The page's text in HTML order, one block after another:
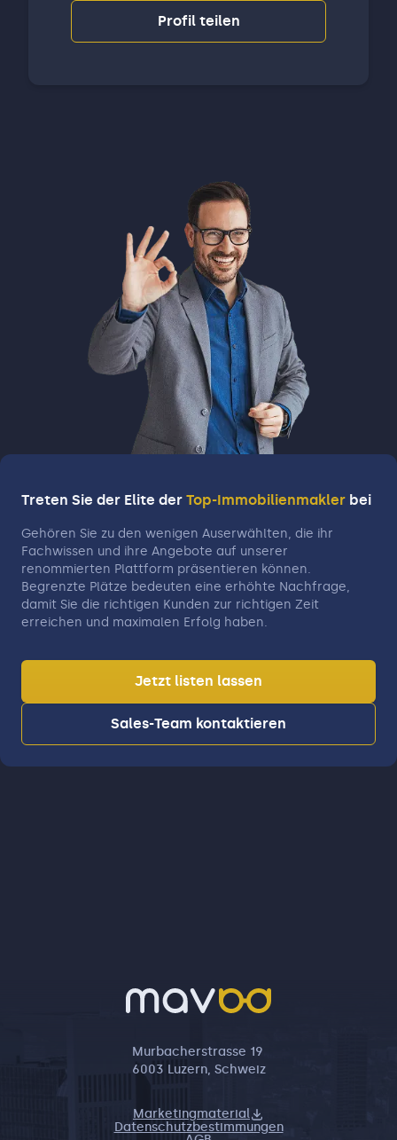
Profil teilen
Treten Sie der Elite der Top-Immobilienmakler bei
Gehören Sie zu den wenigen Auserwählten, die ihr
Fachwissen und ihre Angebote auf unserer
renommierten Plattform präsentieren können.
Begrenzte Plätze bedeuten eine erhöhte Nachfrage,
damit Sie die richtigen Kunden zur richtigen Zeit
erreichen und maximalen Erfolg haben.
Jetzt listen lassen
Sales-Team kontaktieren
Murbacherstrasse 19
6003 Luzern, Schweiz
Marketingmaterial
Datenschutzbestimmungen